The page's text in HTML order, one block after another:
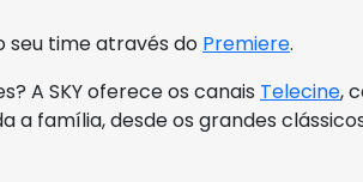
seu time através do Premiere.
A SKY oferece os canais Telecine,
a família, desde os grandes